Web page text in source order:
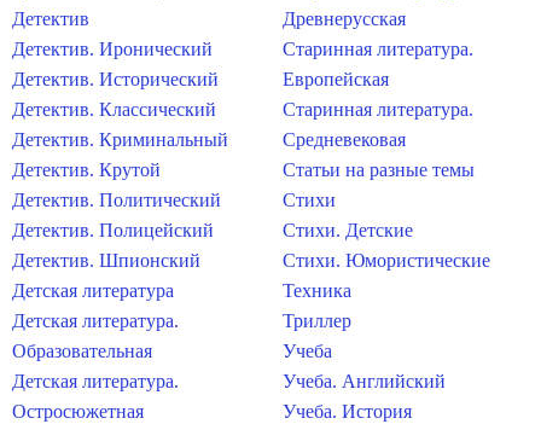
Детектив
Детектив. Иронический
Детектив. Исторический
Детектив. Классический
Детектив. Криминальный
Детектив. Крутой
Детектив. Политический
Детектив. Полицейский
Детектив. Шпионский
Детская литература
Детская литература.
Образовательная
Детская литература.
Остросюжетная
Древнерусская
Старинная литература.
Европейская
Старинная литература.
Средневековая
Статьи на разные темы
Стихи
Стихи. Детские
Стихи. Юмористические
Техника
Триллер
Учеба
Учеба. Английский
Учеба. История